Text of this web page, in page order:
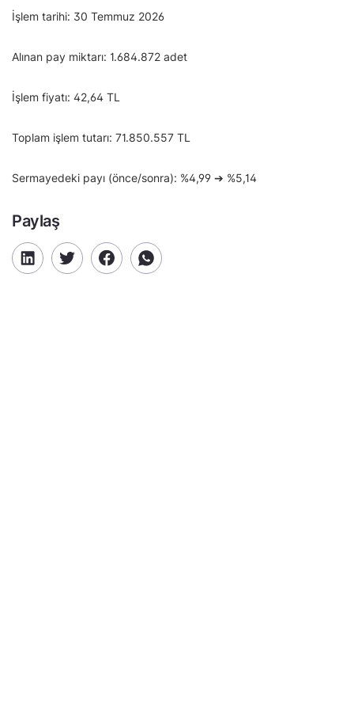
İşlem tarihi: 30 Temmuz 2026
Alınan pay miktarı: 1.684.872 adet
İşlem fiyatı: 42,64 TL
Toplam işlem tutarı: 71.850.557 TL
Sermayedeki payı (önce/sonra): %4,99 ➔ %5,14
Paylaş